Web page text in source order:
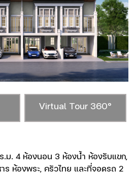
.ม. 4 ห้องนอน 3 ห้องน้ำ ห้องรับแขก,
ร ห้องพระ, ครัวไทย และที่จอดรถ 2
Virtual Tour 360°